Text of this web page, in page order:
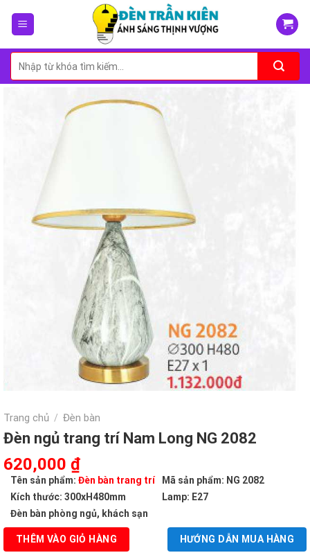
Tìm
kiếm:
Trang chủ / Đèn bàn
Đèn ngủ trang trí Nam Long NG 2082
Giá
gốc
là:
1,132,000 ₫.
620,000 ₫Giá
hiện
tại
là:
620,000 ₫.
Tên sản phẩm: Đèn bàn trang trí
Mã sản phẩm: NG 2082
Kích thước: 300xH480mm
Lamp: E27
Đèn bàn phòng ngủ, khách sạn
HƯỚNG DẪN MUA HÀNG
THÊM VÀO GIỎ HÀNG